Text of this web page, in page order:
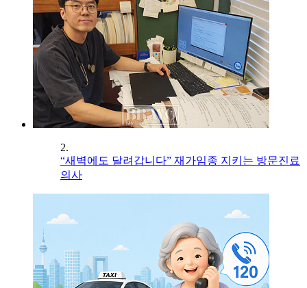
2.
“새벽에도 달려갑니다” 재가임종 지키는 방문진료
의사